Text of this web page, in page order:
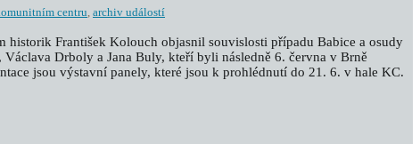
centru, archiv událostí
historik František Kolouch objasnil souvislosti případu Babice a osudy
Drboly a Jana Buly, kteří byli následně 6. června v Brně
jsou výstavní panely, které jsou k prohlédnutí do 21. 6. v hale KC.